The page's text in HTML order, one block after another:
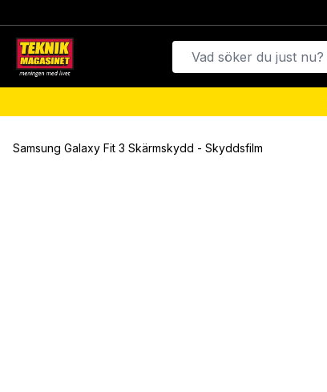
Samsung Galaxy Fit 3 Skärmskydd - Skyddsfilm